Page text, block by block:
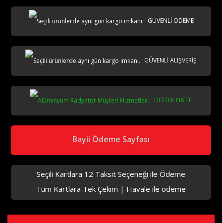
GÜVENLİ ÖDEME
GÜVENLİ ALIŞVERİŞ
DESTEK HATTI
Bayii Ödeme Sayfası
Seçili Kartlara 12 Taksit Seçeneği ile Ödeme
Tüm Kartlara Tek Çekim | Havale ile ödeme